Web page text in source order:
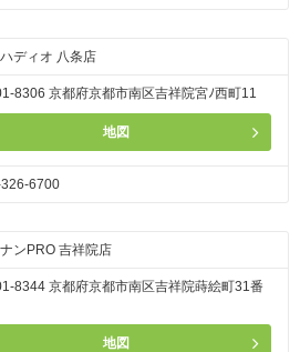
ディオ 八条店
8306 京都府京都市南区吉祥院宮ﾉ西町11
地図
6700
ンPRO 吉祥院店
8344 京都府京都市南区吉祥院蒔絵町31番
地図